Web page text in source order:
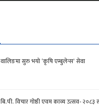
वालिङमा सुरु भयो ‘कृषि एम्बुलेन्स’ सेवा
बि.पी. विचार गोष्ठी एवम काव्य उत्सव- २०८३